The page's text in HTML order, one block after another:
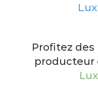
Profitez
producteur